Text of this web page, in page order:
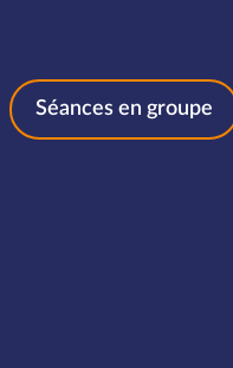
Séances en groupe